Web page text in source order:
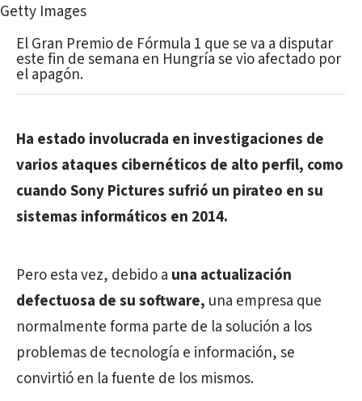
Getty Images
El Gran Premio de Fórmula 1 que se va a disputar
este fin de semana en Hungría se vio afectado por
el apagón.
Ha estado involucrada en investigaciones de
varios ataques cibernéticos de alto perfil, como
cuando Sony Pictures sufrió un pirateo en su
sistemas informáticos en 2014.
Pero esta vez, debido a una actualización
defectuosa de su software, una empresa que
normalmente forma parte de la solución a los
problemas de tecnología e información, se
convirtió en la fuente de los mismos.